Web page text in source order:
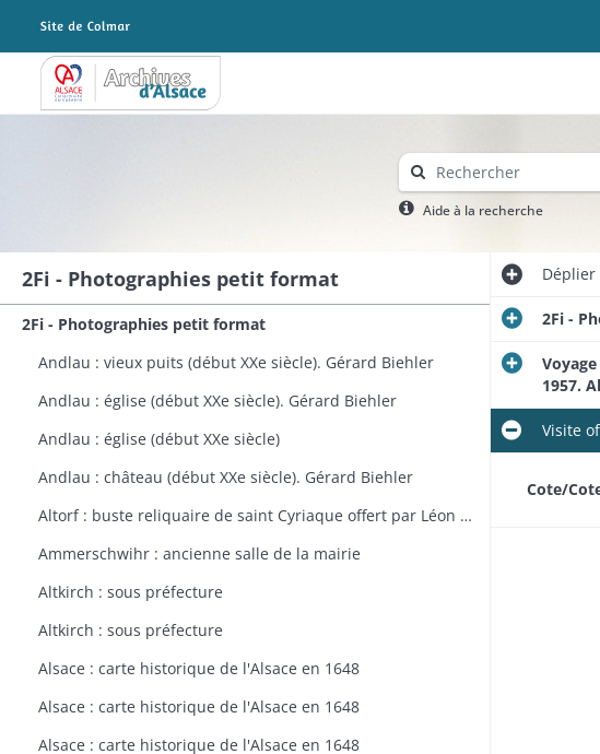
Archives Alsace - Colmar
Aide à la recherche
2Fi - Photographies petit format
2Fi - Photographies petit format
Andlau : vieux puits (début XXe siècle). Gérard Biehler
Andlau : église (début XXe siècle). Gérard Biehler
Andlau : église (début XXe siècle)
Andlau : château (début XXe siècle). Gérard Biehler
Altorf : buste reliquaire de saint Cyriaque offert par Léon IX à l'église d'Altorf
Ammerschwihr : ancienne salle de la mairie
Altkirch : sous préfecture
Altkirch : sous préfecture
Alsace : carte historique de l'Alsace en 1648
Alsace : carte historique de l'Alsace en 1648
Alsace : carte historique de l'Alsace en 1648
Déplier
2Fi -
1957.
Visite
Cote/